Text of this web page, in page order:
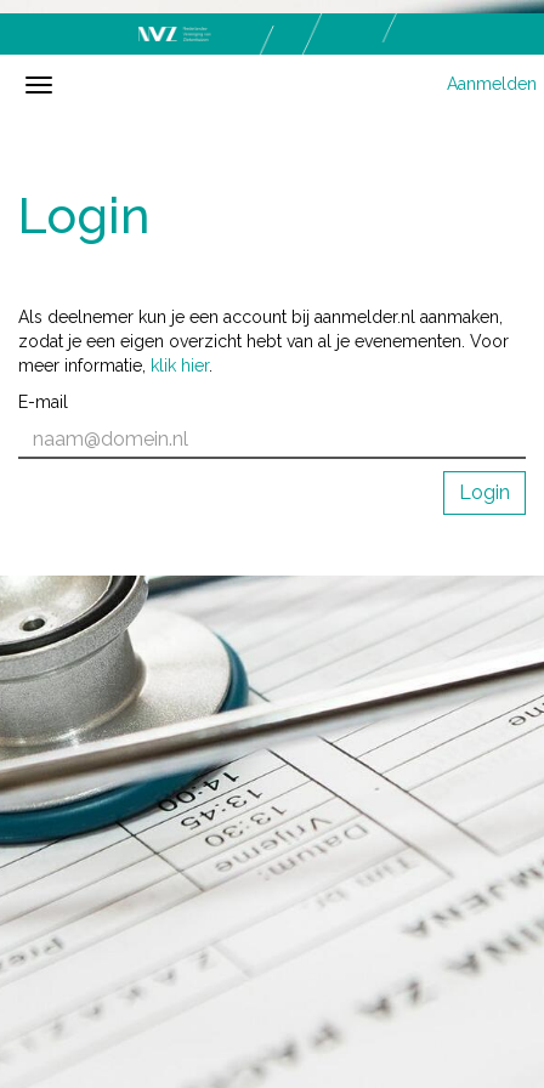
Aanmelden
Login
Als deelnemer kun je een account bij aanmelder.nl aanmaken,
zodat je een eigen overzicht hebt van al je evenementen. Voor
meer informatie, klik hier.
E-mail
Login